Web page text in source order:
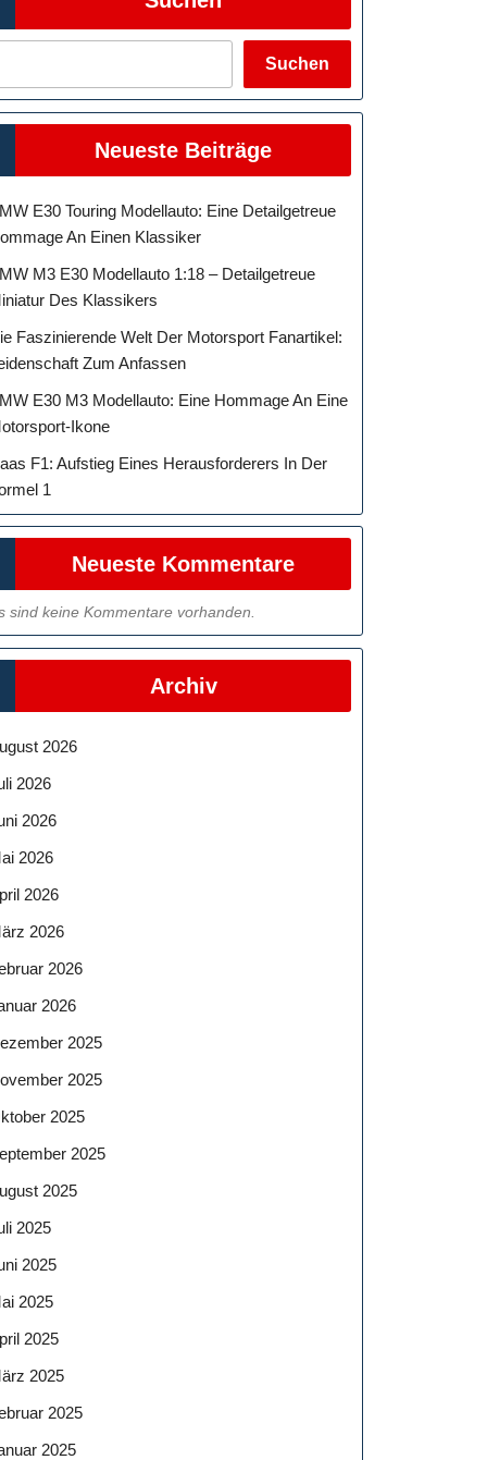
Suchen
Neueste Beiträge
E30 Touring Modellauto: Eine Detailgetreue
An Einen Klassiker
M3 E30 Modellauto 1:18 – Detailgetreue
Des Klassikers
Faszinierende Welt Der Motorsport Fanartikel:
Zum Anfassen
E30 M3 Modellauto: Eine Hommage An Eine
Ikone
F1: Aufstieg Eines Herausforderers In Der
1
Neueste Kommentare
sind keine Kommentare vorhanden.
Archiv
2026
2026
2026
2026
2026
2026
2026
2026
2025
2025
2025
2025
2025
2025
2025
2025
2025
2025
2025
2025